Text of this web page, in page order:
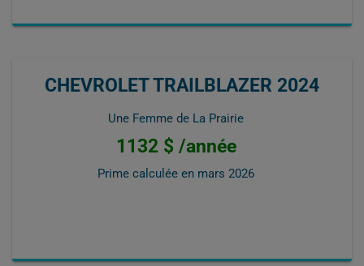
CHEVROLET TRAILBLAZER 2024
Une Femme de La Prairie
1132 $ /année
Prime calculée en mars 2026